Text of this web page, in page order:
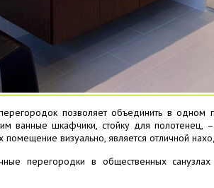
перегородок позволяет объединить в
ванные шкафчики, стойку для полотенец,
визуально, является отличной
перегородки в общественных